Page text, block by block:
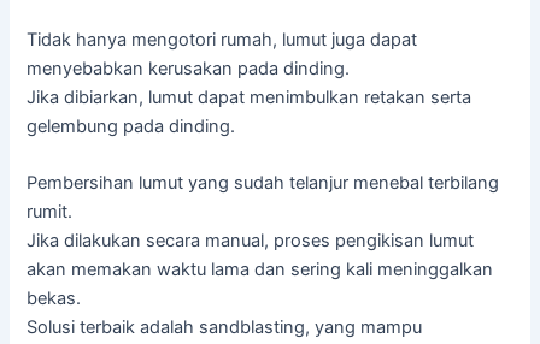
Tidak hanya mengotori rumah, lumut juga dapat
menyebabkan kerusakan pada dinding.
Jika dibiarkan, lumut dapat menimbulkan retakan serta
gelembung pada dinding.
Pembersihan lumut yang sudah telanjur menebal terbilang
rumit.
Jika dilakukan secara manual, proses pengikisan lumut
akan memakan waktu lama dan sering kali meninggalkan
bekas.
Solusi terbaik adalah sandblasting, yang mampu